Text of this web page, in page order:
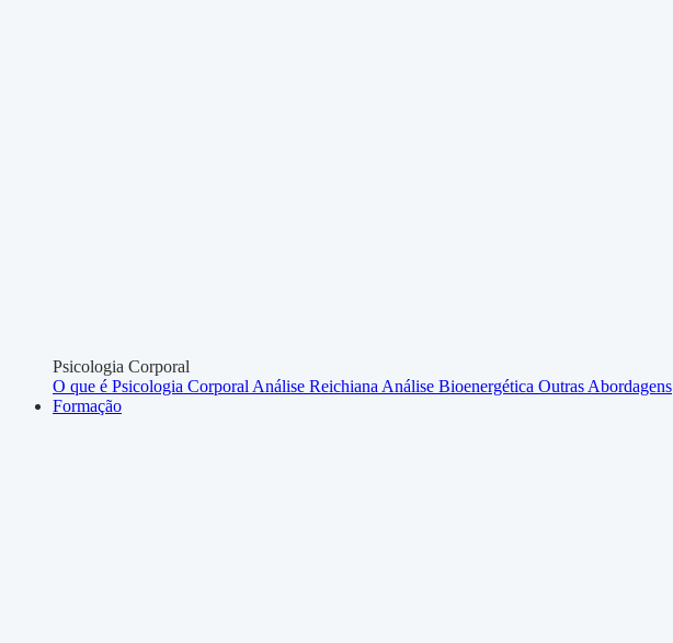
Psicologia Corporal
O que é Psicologia Corporal Análise Reichiana Análise Bioenergética Outras Abordagens
Formação